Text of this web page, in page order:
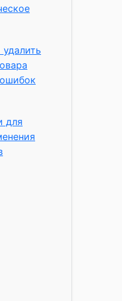
для